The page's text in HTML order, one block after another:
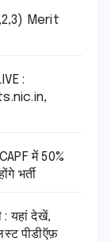
Merit
:
में 50%
भर्ती
यहां देखें,
पीडीऍफ़